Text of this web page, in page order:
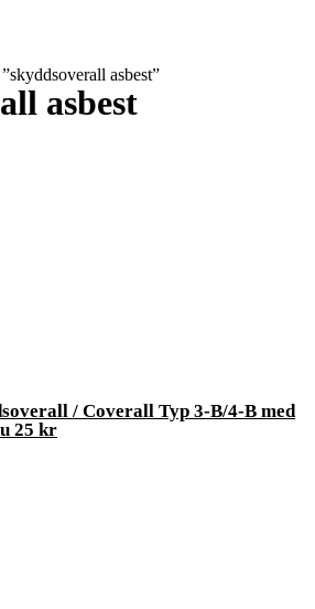
asbest”
asbest
/ Coverall Typ 3-B/4-B med
25 kr